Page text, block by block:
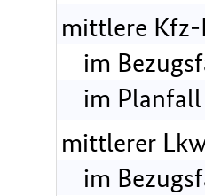
mittlere
im
im Planfall
mittlerer
im